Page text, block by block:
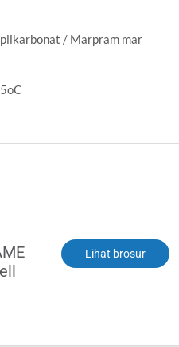
/ Marpram mar
Lihat brosur